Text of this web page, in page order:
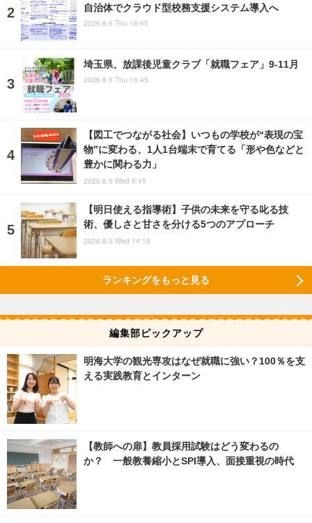
自治体でクラウド型校務支援システム導入へ
2026.8.6 Thu 16:45
埼玉県、放課後児童クラブ「就職フェア」9-11月
2026.8.6 Thu 16:45
【図工でつながる社会】いつもの学校が“表現の宝
物”に変わる、1人1台端末で育てる「形や色などと
豊かに関わる力」
2026.8.5 Wed 9:45
【明日使える指導術】子供の未来を守る叱る技
術、優しさと甘さを分ける5つのアプローチ
2026.8.5 Wed 14:15
ランキングをもっと見る
編集部ピックアップ
明海大学の観光専攻はなぜ就職に強い？100％を支
える実践教育とインターン
【教師への扉】教員採用試験はどう変わるの
か？ 一般教養縮小とSPI導入、面接重視の時代